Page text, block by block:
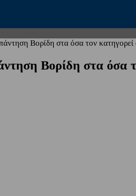
Βορίδη στα όσα τον κατηγορεί
Βορίδη στα όσα